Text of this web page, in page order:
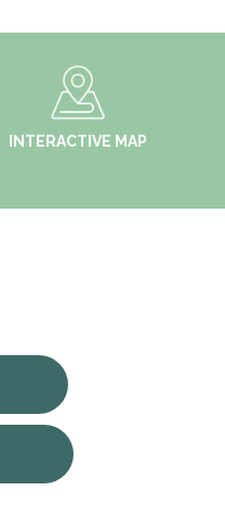
INTERACTIVE MAP